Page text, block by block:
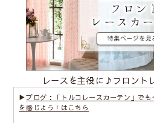
レースを主役に♪フロント
▶ブログ：「トルコレースカーテン」で
を感じよう！はこちら